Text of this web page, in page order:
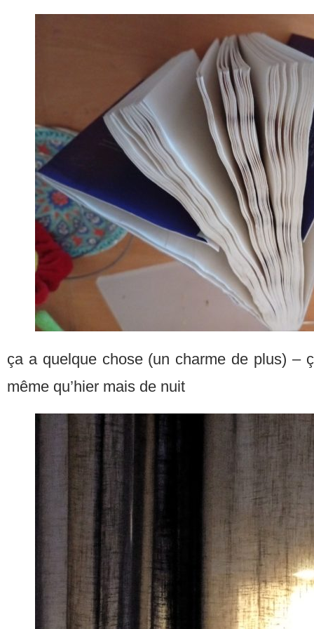
ça a quelque chose (un charme de plus) –
même qu’hier mais de nuit